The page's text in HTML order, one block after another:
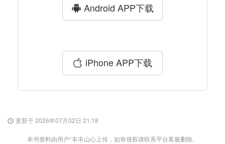
Android APP下载
iPhone APP下载
更新于 2026年07月02日 21:18
本书资料由用户°丰丰山心上传，如有侵权请联系平台客服删除。